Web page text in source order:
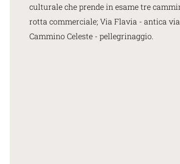
culturale che prende in esame tre
rotta commerciale; Via Flavia - antica
Cammino Celeste - pellegrinaggio.